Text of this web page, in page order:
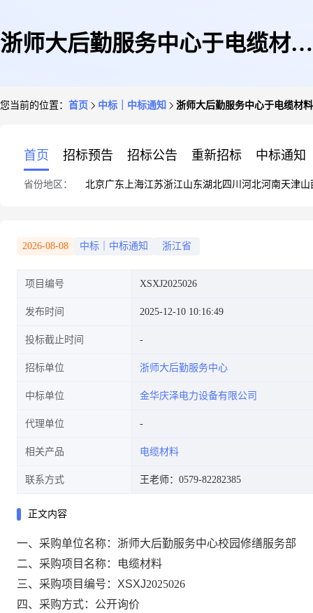
浙师大后勤服务中心于电缆材料
您当前的位置： 首页 中标｜中标通知 浙师大后勤服务中心于电缆材
首页 招标预告 招标公告 重新招标 中标通知
省份地区： 北京广东 上海江苏浙江山东湖北四川 河北河南天津山
2026-08-08 中标｜中标通知 浙江省
项目编号 XSXJ2025026
发布时间 2025-12-10 10:16:49
投标截止时间
招标单位 浙师大后勤服务中心
中标单位 金华庆泽电力设备有限公司
代理单位
相关产品 电缆材料
联系方式 王老师：0579-82282385
正文内容
一、采购单位名称：浙师大后勤服务中心校园修缮服务部
二、采购项目名称：
电缆材料
三、采购项目编号： XSXJ2025026
四、采购方式：公开询价